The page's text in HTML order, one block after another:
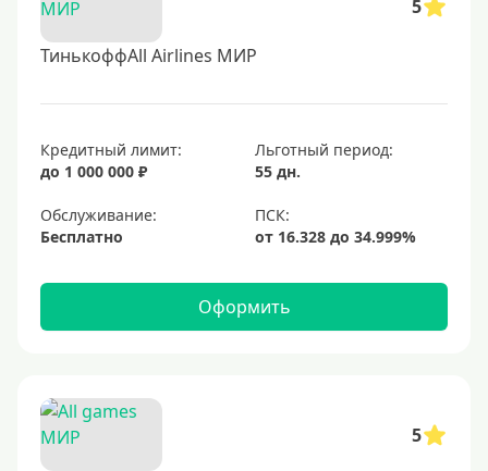
5
ТинькоффAll Airlines МИР
Кредитный лимит:
до 1 000 000 ₽
Льготный период:
55 дн.
Обслуживание:
Бесплатно
Оформить
5